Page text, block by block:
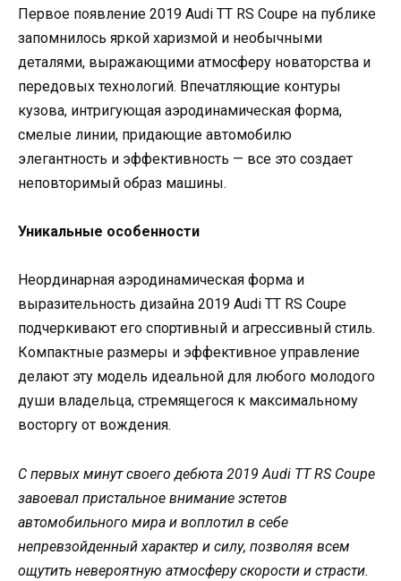
Первое появление 2019 Audi TT RS Coupe на публике
запомнилось яркой харизмой и необычными
деталями, выражающими атмосферу новаторства и
передовых технологий. Впечатляющие контуры
кузова, интригующая аэродинамическая форма,
смелые линии, придающие автомобилю
элегантность и эффективность — все это создает
неповторимый образ машины.
Уникальные особенности
Неординарная аэродинамическая форма и
выразительность дизайна 2019 Audi TT RS Coupe
подчеркивают его спортивный и агрессивный стиль.
Компактные размеры и эффективное управление
делают эту модель идеальной для любого молодого
души владельца, стремящегося к максимальному
восторгу от вождения.
С первых минут своего дебюта 2019 Audi TT RS Coupe
завоевал пристальное внимание эстетов
автомобильного мира и воплотил в себе
непревзойденный характер и силу, позволяя всем
ощутить невероятную атмосферу скорости и страсти.